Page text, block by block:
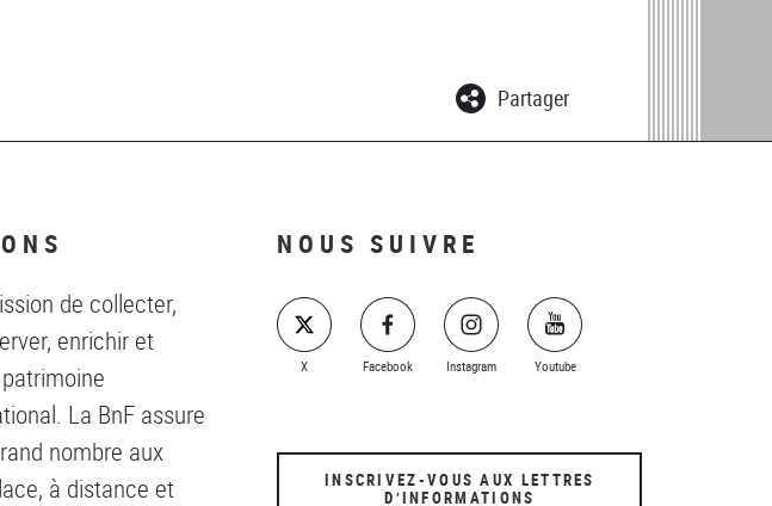
Partager
de collecter,
enrichir et
La BnF assure
nombre aux
à distance et
NOUS SUIVRE
X Facebook Instagram Youtube
INSCRIVEZ-VOUS AUX LETTRES
D’INFORMATIONS